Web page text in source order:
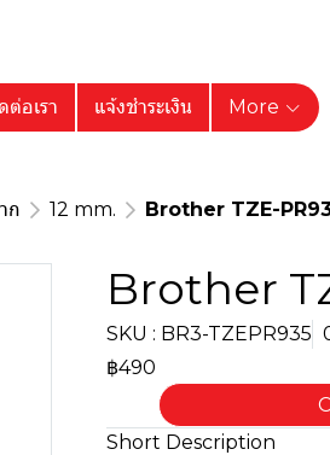
ต่อเรา แจ้งชำระเงิน More
ก 12 mm. Brother TZE-
Brother
SKU : BR3-TZEPR935
฿490
Short Description